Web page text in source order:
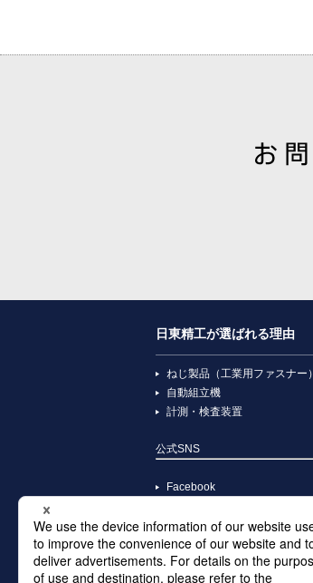
日東精工が選ばれる理由
ねじ製品（工業用ファスナー）
自動組立機
計測・検査装置
公式SNS
Facebook
X
Instagram
TikTok